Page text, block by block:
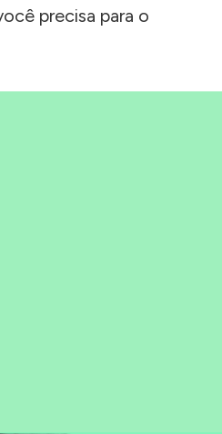
precisa para o